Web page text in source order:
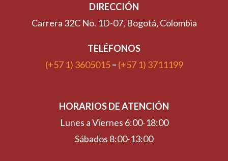
DIRECCIÓN
Carrera 32C No. 1D-07, Bogotá, Colombia
TELÉFONOS
(+57 1) 3605015– (+57 1) 3711199
HORARIOS DE ATENCIÓN
Lunes a Viernes 6:00-18:00
Sábados 8:00-13:00